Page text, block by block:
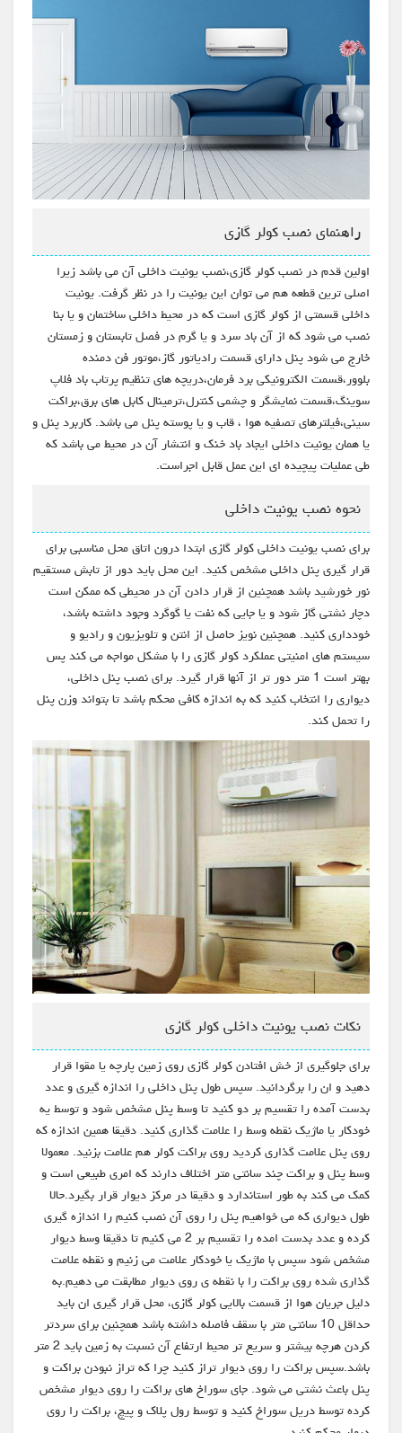
راهنمای نصب کولر گازی
اولین قدم در نصب کولر گازی،نصب یونیت داخلی آن می باشد زیرا
اصلی ترین قطعه هم می توان این یونیت را در نظر گرفت. یونیت
داخلی قسمتی از کولر گازی است که در محیط داخلی ساختمان و یا بنا
نصب می شود که از آن باد سرد و یا گرم در فصل تابستان و زمستان
خارج می شود پنل دارای قسمت رادیاتور گاز،موتور فن دمنده
بلوور،قسمت الکترونیکی برد فرمان،دریچه های تنظیم پرتاب باد فلاپ
سوینگ،قسمت نمایشگر و چشمی کنترل،ترمینال کابل های برق،براکت
سینی،فیلترهای تصفیه هوا ، قاب و یا پوسته پنل می باشد. کاربرد پنل و
یا همان یونیت داخلی ایجاد باد خنک و انتشار آن در محیط می باشد که
طی عملیات پیچیده ای این عمل قابل اجراست.
نحوه نصب یونیت داخلی
برای نصب یونیت داخلی کولر گازی ابتدا درون اتاق محل مناسبی برای
قرار گیری پنل داخلی مشخص کنید. این محل باید دور از تابش مستقیم
نور خورشید باشد همچنین از قرار دادن آن در محیطی که ممکن است
دچار نشتی گاز شود و یا جایی که نفت یا گوگرد وجود داشته باشد،
خودداری کنید. همچنین نویز حاصل از انتن و تلویزیون و رادیو و
سیستم های امنیتی عملکرد کولر گازی را با مشکل مواجه می کند پس
بهتر است 1 متر دور تر از آنها قرار گیرد. برای نصب پنل داخلی،
دیواری را انتخاب کنید که به اندازه کافی محکم باشد تا بتواند وزن پنل
را تحمل کند.
نکات نصب یونیت داخلی کولر گازی
برای جلوگیری از خش افتادن کولر گازی روی زمین پارچه یا مقوا قرار
دهید و ان را برگردانید. سپس طول پنل داخلی را اندازه گیری و عدد
بدست آمده را تقسیم بر دو کنید تا وسط پنل مشخص شود و توسط یه
خودکار یا ماژیک نقطه وسط را علامت گذاری کنید. دقیقا همین اندازه که
روی پنل علامت گذاری کردید روی براکت کولر هم علامت بزنید. معمولا
وسط پنل و براکت چند سانتی متر اختلاف دارند که امری طبیعی است و
کمک می کند به طور استاندارد و دقیقا در مرکز دیوار قرار بگیرد.حالا
طول دیواری که می خواهیم پنل را روی آن نصب کنیم را اندازه گیری
کرده و عدد بدست امده را تقسیم بر 2 می کنیم تا دقیقا وسط دیوار
مشخص شود سپس با ماژیک یا خودکار علامت می زنیم و نقطه علامت
گذاری شده روی براکت را با نقطه ی روی دیوار مطابقت می دهیم.به
دلیل جریان هوا از قسمت بالایی کولر گازی، محل قرار گیری ان باید
حداقل 10 سانتی متر با سقف فاصله داشته باشد همچنین برای سردتر
کردن هرچه بیشتر و سریع تر محیط ارتفاع آن نسبت به زمین باید 2 متر
باشد.سپس براکت را روی دیوار تراز کنید چرا که تراز نبودن براکت و
پنل باعث نشتی می شود. جای سوراخ های براکت را روی دیوار مشخص
کرده توسط دریل سوراخ کنید و توسط رول پلاک و پیچ، براکت را روی